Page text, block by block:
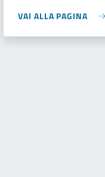
VAI ALLA PAGINA